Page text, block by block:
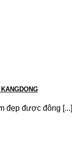
đẹp được đông [...]